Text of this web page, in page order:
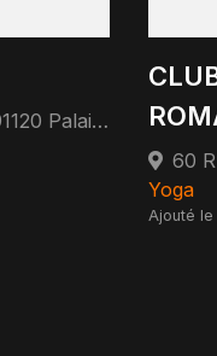
19 Rue du Square du Pileu 91120 Palaiseau
60
Yoga
Ajouté le